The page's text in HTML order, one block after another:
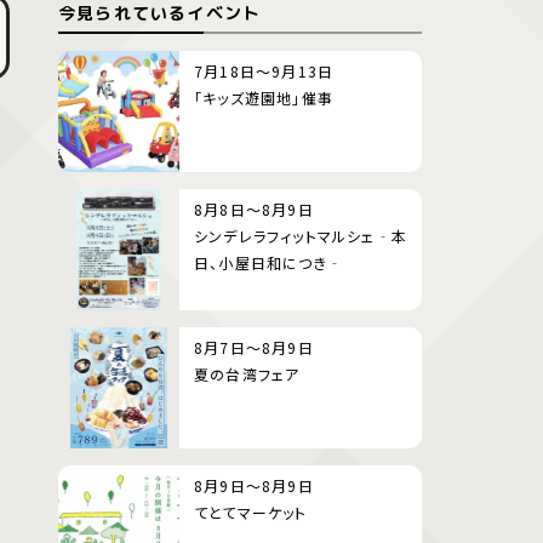
今見られているイベント
7月18日～9月13日
「キッズ遊園地」催事
8月8日～8月9日
シンデレラフィットマルシェ‐本
日、小屋日和につき‐
8月7日～8月9日
夏の台湾フェア
8月9日～8月9日
てとてマーケット